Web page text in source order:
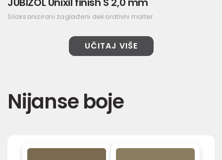
Siloksanizirani zaglađeni dekorativni malter
UČITAJ VIŠE
Nijanse boje